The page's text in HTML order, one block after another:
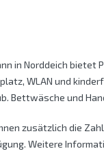
in Norddeich bietet
WLAN und
Bettwäsche und
zusätzlich die
Weitere